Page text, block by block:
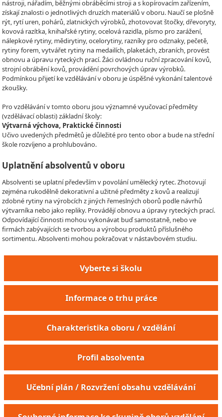
nástroji, nářadím, běžnými obráběcími stroji a s kopírovacím zařízením,
získají znalosti o jednotlivých druzích materiálů v oboru. Naučí se plošně
rýt, rytí uren, pohárů, zlatnických výrobků, zhotovovat štočky, dřevoryty,
kovová razítka, knihařské rytiny, ocelová razidla, písmo pro zarážení,
nálepkové rytiny, mědirytiny, ocelorytiny, razníky pro odznaky, pečetě,
rytiny forem, vytvářet rytiny na medailích, plaketách, zbraních, provést
obnovu a úpravu ryteckých prací. Žáci ovládnou ruční zpracování kovů,
strojní obrábění kovů, provádění povrchových úprav výrobků.
Podmínkou přijetí ke vzdělávání v oboru je úspěšné vykonání talentové
zkoušky.
Pro vzdělávání v tomto oboru jsou významné vyučovací předměty
(vzdělávací oblasti) základní školy:
Výtvarná výchova, Praktické činnosti
Učivo uvedených předmětů je důležité pro tento obor a bude na střední
škole rozvíjeno a prohlubováno.
Uplatnění absolventů v oboru
Absolventi se uplatní především v povolání umělecký rytec. Zhotovují
zejména rukodělně dekorativní a užitné předměty z kovů a realizují
zdobné rytiny na výrobcích z jiných řemeslných oborů podle návrhů
výtvarníka nebo jako repliky. Provádějí obnovu a úpravy ryteckých prací.
Odpovídající činnosti mohou vykonávat buď samostatně, nebo ve
firmách zabývajících se tvorbou a výrobou produktů příslušného
sortimentu. Absolventi mohou pokračovat v nástavbovém studiu.
Vyberte si školu
Informace o trhu práce
Charakteristika oboru / vzdělání
Profil absolventa
Učební plán / Rozvržení obsahu vzdělávání